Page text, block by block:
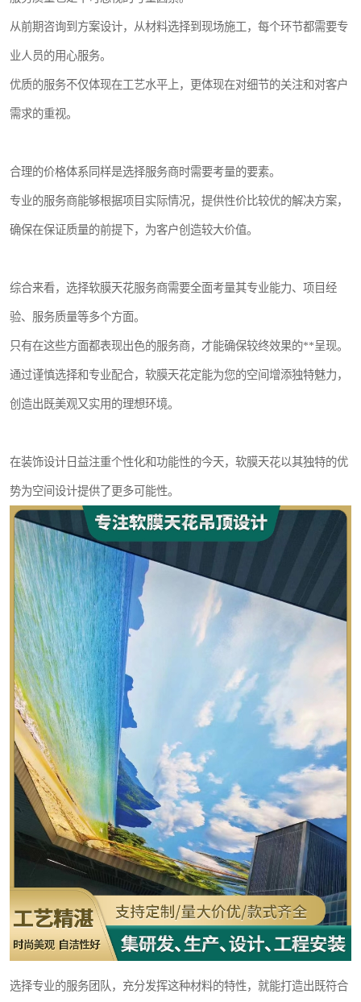
从前期咨询到方案设计，从材料选择到现场施工，每个环节都需要专
业人员的用心服务。
优质的服务不仅体现在工艺水平上，更体现在对细节的关注和对客户
需求的重视。
合理的价格体系同样是选择服务商时需要考量的要素。
专业的服务商能够根据项目实际情况，提供性价比较优的解决方案，
确保在保证质量的前提下，为客户创造较大价值。
综合来看，选择软膜天花服务商需要全面考量其专业能力、项目经
验、服务质量等多个方面。
只有在这些方面都表现出色的服务商，才能确保较终效果的**呈现。
通过谨慎选择和专业配合，软膜天花定能为您的空间增添独特魅力，
创造出既美观又实用的理想环境。
在装饰设计日益注重个性化和功能性的今天，软膜天花以其独特的优
势为空间设计提供了更多可能性。
选择专业的服务团队，充分发挥这种材料的特性，就能打造出既符合